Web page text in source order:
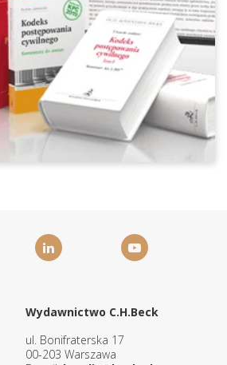
Wydawnictwo C.H.Beck
ul. Bonifraterska 17
00-203 Warszawa